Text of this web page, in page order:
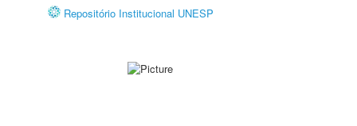
Repositório Institucional UNESP